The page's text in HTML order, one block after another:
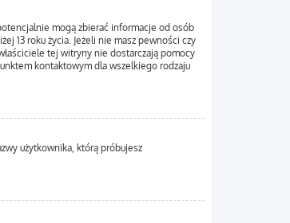
mogą zbierać informacje od osób
13 roku życia. Jeżeli nie masz pewności czy
tej witryny nie dostarczają pomocy
kontaktowym dla wszelkiego rodzaju
użytkownika, którą próbujesz